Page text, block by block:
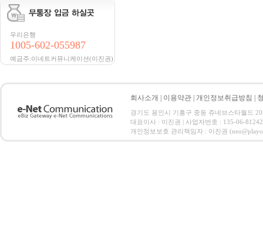
우리은행
1005-602-055987
예금주:이네트커뮤니케이션(이진권)
회사소개 이용약관 개인정보취급방침
경기도 용인시 기흥구 중동 쥬네브스타월드
대표이사 : 이진권 | 사업자번호 : 135-06-
개인정보보호 관리책임자 : 이진권